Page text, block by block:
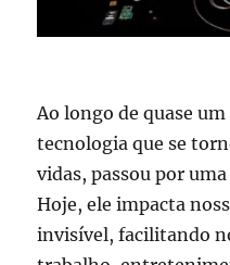
Ao longo de quase
tecnologia que se
vidas, passou por
Hoje, ele impacta
invisível, facilitando